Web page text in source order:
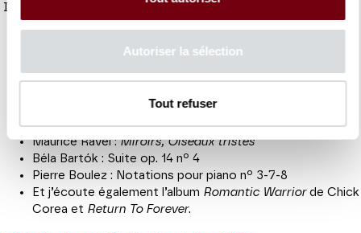
Autoriser la sélection
Tout refuser
Il s’agit plutôt de la playlist que j’aime écouter en ce moment :
Paul Hindemith : Sonate pour hautbois et piano, 1
mouvement
Figure de résonances pour deux
pianos
Maurice Ravel :Miroirs, Oiseaux tristes
Béla Bartók : Suite op. 14 nº 4
Pierre Boulez : Notations pour piano nº 3-7-8
Et j’écoute également l’album Romantic Warrior de Chick
Corea et Return To Forever.